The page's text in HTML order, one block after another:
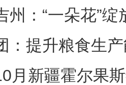
州：“一朵花”
：提升粮食生
月新疆霍尔果